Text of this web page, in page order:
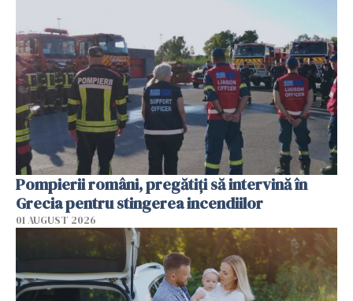
Pompierii români, pregătiţi să intervină în
Grecia pentru stingerea incendiilor
01 AUGUST 2026